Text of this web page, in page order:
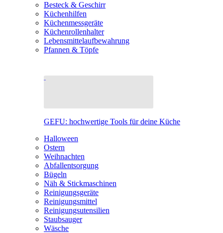
Besteck & Geschirr
Küchenhilfen
Küchenmessgeräte
Küchenrollenhalter
Lebensmittelaufbewahrung
Pfannen & Töpfe
GEFU: hochwertige Tools für deine Küche
Halloween
Ostern
Weihnachten
Abfallentsorgung
Bügeln
Näh & Stickmaschinen
Reinigungsgeräte
Reinigungsmittel
Reinigungsutensilien
Staubsauger
Wäsche